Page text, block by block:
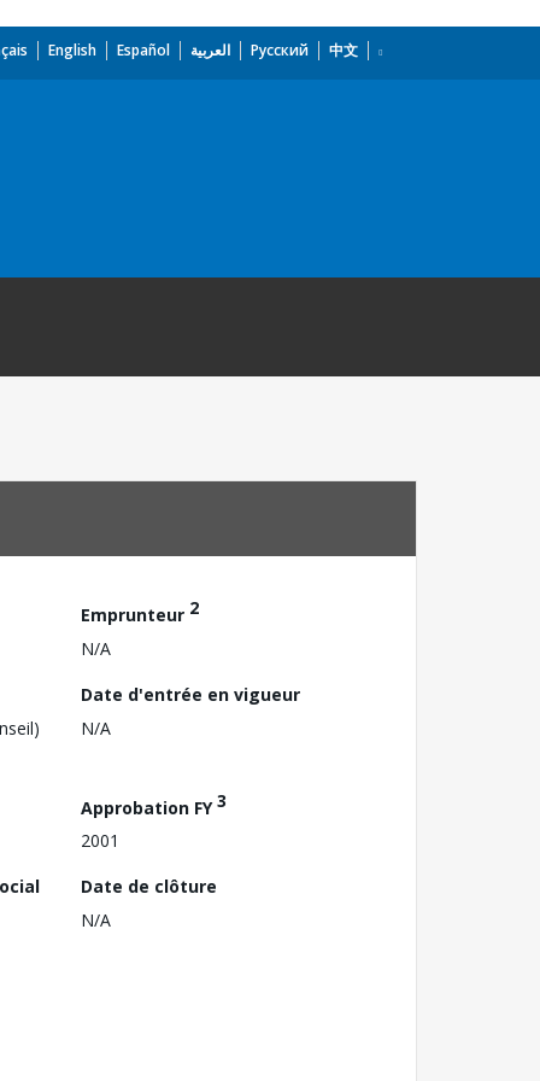
English Español العربية Русский 中文
Emprunteur 2
N/A
Date d'entrée en vigueur
N/A
Approbation FY3
2001
Date de clôture
N/A